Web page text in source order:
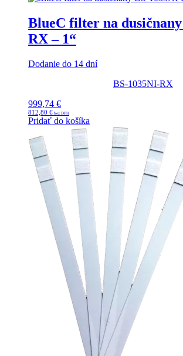
BlueC filter na
RX – 1“
Dodanie do 14 dní
BS-1035NI-RX
999,74 €
812,80 €
Pridať do košíka